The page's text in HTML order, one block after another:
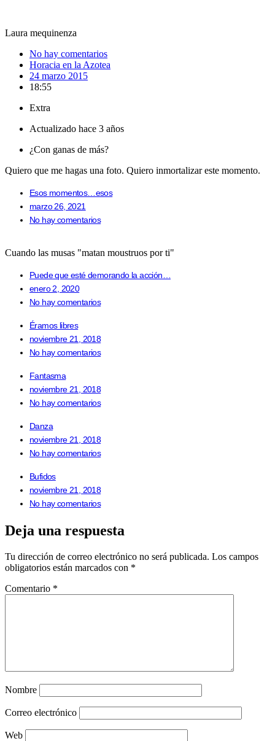
Laura mequinenza
No hay comentarios
Horacia en la Azotea
24 marzo 2015
18:55
Extra
Actualizado hace 3 años
¿Con ganas de más?
Quiero que me hagas una foto. Quiero inmortalizar este momento.
Esos momentos…esos
marzo 26, 2021
No hay comentarios
Cuando las musas "matan moustruos por ti"
Puede que esté demorando la acción…
enero 2, 2020
No hay comentarios
Éramos libres
noviembre 21, 2018
No hay comentarios
Fantasma
noviembre 21, 2018
No hay comentarios
Danza
noviembre 21, 2018
No hay comentarios
Bufidos
noviembre 21, 2018
No hay comentarios
Deja una respuesta
Tu dirección de correo electrónico no será publicada. Los campos
obligatorios están marcados con *
Comentario *
Nombre
Correo electrónico
Web